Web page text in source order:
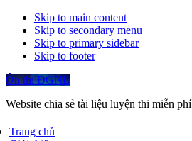
Skip to main content
Skip to secondary menu
Skip to primary sidebar
Skip to footer
Ôn thi ĐGNL
Website chia sẻ tài liệu luyện thi miễn phí
Trang chủ